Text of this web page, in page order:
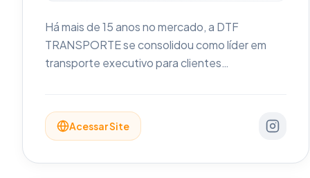
Há mais de 15 anos no mercado, a DTF
TRANSPORTE se consolidou como líder em
transporte executivo para clientes
garantimos conforto, segurança e
pontualidade em cada serviço prestado.
Acessar Site